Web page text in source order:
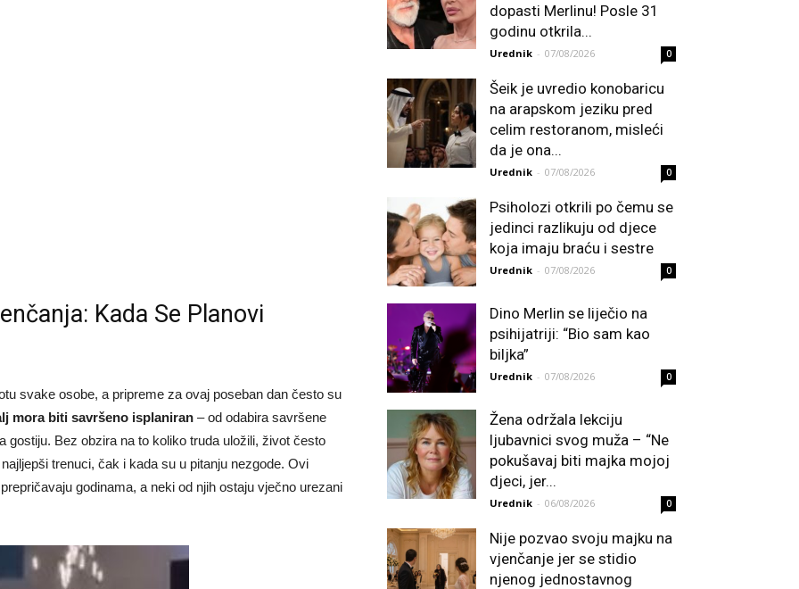
Kada Se Planovi
svake osobe, a pripreme za ovaj poseban dan često su
mora biti savršeno isplaniran – od odabira savršene
gostiju. Bez obzira na to koliko truda uložili, život često
trenuci, čak i kada su u pitanju nezgode. Ovi
godinama, a neki od njih ostaju vječno urezani
dopasti Merlinu! Posle 31
godinu otkrila...
Urednik - 07/08/2026 0
Šeik je uvredio konobaricu
na arapskom jeziku pred
celim restoranom, misleći
da je ona...
Urednik - 07/08/2026 0
Psiholozi otkrili po čemu se
jedinci razlikuju od djece
koja imaju braću i sestre
Urednik - 07/08/2026 0
Dino Merlin se liječio na
psihijatriji: “Bio sam kao
biljka”
Urednik - 07/08/2026 0
Žena održala lekciju
ljubavnici svog muža – “Ne
pokušavaj biti majka mojoj
djeci, jer...
Urednik - 06/08/2026 0
Nije pozvao svoju majku na
vjenčanje jer se stidio
njenog jednostavnog